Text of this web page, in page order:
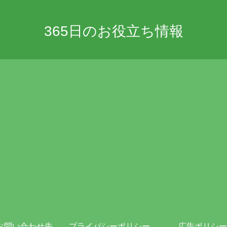
365日のお役立ち情報